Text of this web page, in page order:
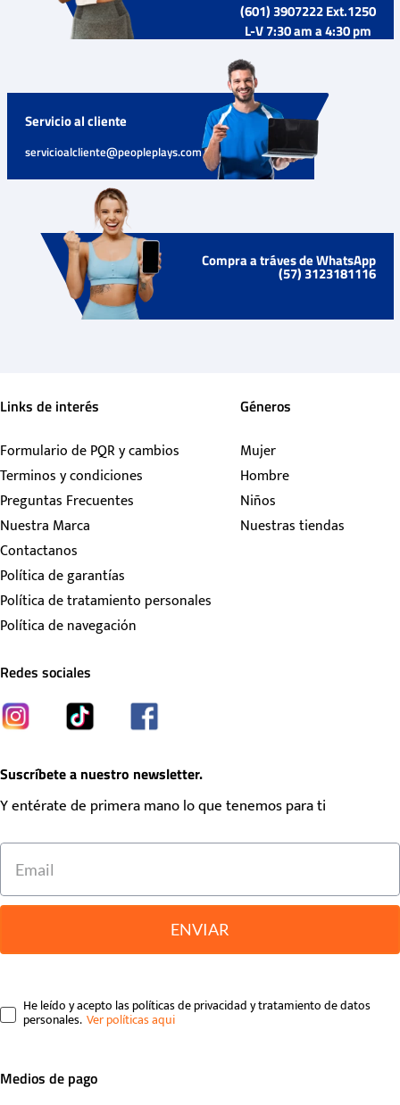
(601) 3907222 Ext.1250
L-V 7:30 am a 4:30 pm
Servicio al cliente
servicioalcliente@peopleplays.com
Compra a tráves de WhatsApp
(57) 3123181116
Links de interés
Formulario de PQR y cambios
Terminos y condiciones
Preguntas Frecuentes
Nuestra Marca
Contactanos
Política de garantías
Política de tratamiento personales
Política de navegación
Géneros
Mujer
Hombre
Niños
Nuestras tiendas
Redes sociales
Suscríbete a nuestro newsletter.
Y entérate de primera mano lo que tenemos para ti
ENVIAR
He leído y acepto las políticas de privacidad y tratamiento de datos
personales.
Medios de pago